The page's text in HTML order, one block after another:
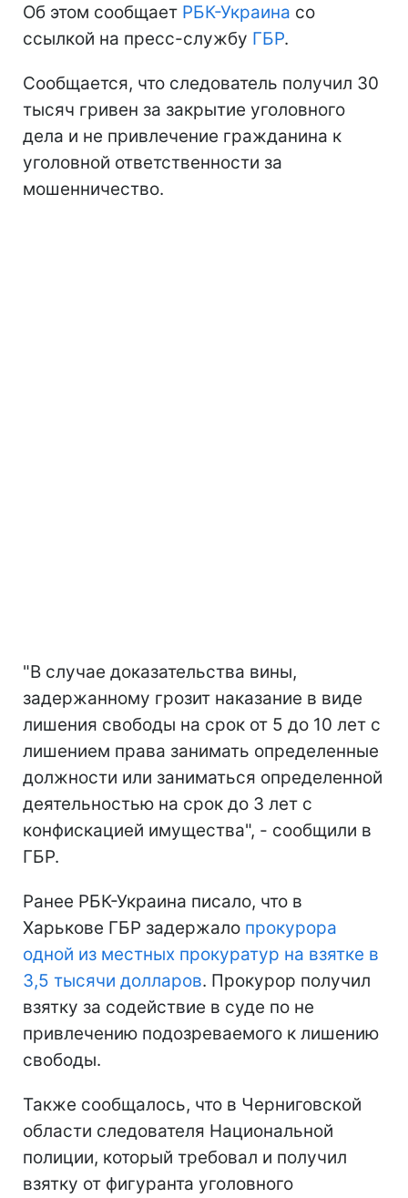
Об этом сообщает РБК-Украина со
ссылкой на пресс-службу ГБР.
Сообщается, что следователь получил 30
тысяч гривен за закрытие уголовного
дела и не привлечение гражданина к
уголовной ответственности за
мошенничество.
"В случае доказательства вины,
задержанному грозит наказание в виде
лишения свободы на срок от 5 до 10 лет с
лишением права занимать определенные
должности или заниматься определенной
деятельностью на срок до 3 лет с
конфискацией имущества", - сообщили в
ГБР.
Ранее РБК-Украина писало, что в
Харькове ГБР задержало прокурора
одной из местных прокуратур на взятке в
3,5 тысячи долларов. Прокурор получил
взятку за содействие в суде по не
привлечению подозреваемого к лишению
свободы.
Также сообщалось, что в Черниговской
области следователя Национальной
полиции, который требовал и получил
взятку от фигуранта уголовного